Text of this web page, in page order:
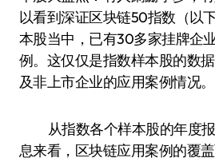
以看到深证区块链50指数（以
本股当中，已有30多家挂牌企
例。这仅仅是指数样本股的数
及非上市企业的应用案例情况。
从指数各个样本股的年度
息来看，区块链应用案例的覆